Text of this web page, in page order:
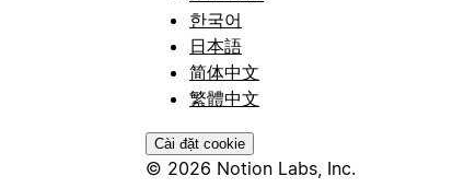
한국어
日本語
简体中文
繁體中文
Cài đặt cookie
© 2026 Notion Labs, Inc.